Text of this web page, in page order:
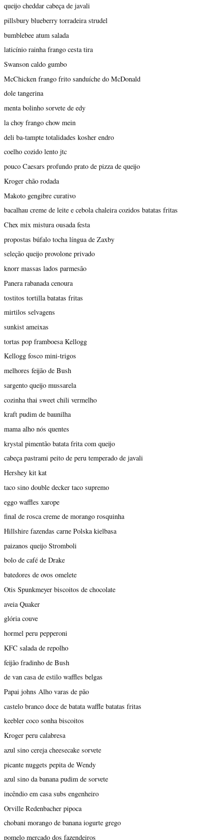
queijo cheddar cabeça de javali
pillsbury blueberry torradeira strudel
bumblebee atum salada
laticínio rainha frango cesta tira
Swanson caldo gumbo
McChicken frango frito sanduíche do McDonald
dole tangerina
menta bolinho sorvete de edy
la choy frango chow mein
deli ba-tampte totalidades kosher endro
coelho cozido lento jtc
pouco Caesars profundo prato de pizza de queijo
Kroger chão rodada
Makoto gengibre curativo
bacalhau creme de leite e cebola chaleira cozidos batatas fritas
Chex mix mistura ousada festa
propostas búfalo tocha língua de Zaxby
seleção queijo provolone privado
knorr massas lados parmesão
Panera rabanada cenoura
tostitos tortilla batatas fritas
mirtilos selvagens
sunkist ameixas
tortas pop framboesa Kellogg
Kellogg fosco mini-trigos
melhores feijão de Bush
sargento queijo mussarela
cozinha thai sweet chili vermelho
kraft pudim de baunilha
mama alho nós quentes
krystal pimentão batata frita com queijo
cabeça pastrami peito de peru temperado de javali
Hershey kit kat
taco sino double decker taco supremo
eggo waffles xarope
final de rosca creme de morango rosquinha
Hillshire fazendas carne Polska kielbasa
paizanos queijo Stromboli
bolo de café de Drake
batedores de ovos omelete
Otis Spunkmeyer biscoitos de chocolate
aveia Quaker
glória couve
hormel peru pepperoni
KFC salada de repolho
feijão fradinho de Bush
de van casa de estilo waffles belgas
Papai johns Alho varas de pão
castelo branco doce de batata waffle batatas fritas
keebler coco sonha biscoitos
Kroger peru calabresa
azul sino cereja cheesecake sorvete
picante nuggets pepita de Wendy
azul sino da banana pudim de sorvete
incêndio em casa subs engenheiro
Orville Redenbacher pipoca
chobani morango de banana iogurte grego
pomelo mercado dos fazendeiros